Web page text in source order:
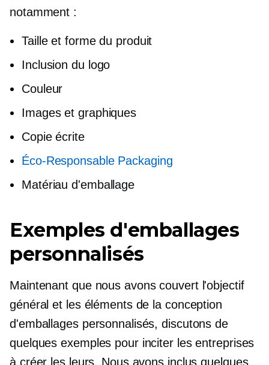
notamment :
Taille et forme du produit
Inclusion du logo
Couleur
Images et graphiques
Copie écrite
Éco-ResponsablePackaging
Matériau d'emballage
Exemples d'emballages
personnalisés
Maintenant que nous avons couvert l'objectif
général et les éléments de la conception
d'emballages personnalisés, discutons de
quelques exemples pour inciter les entreprises
à créer les leurs. Nous avons inclus quelques